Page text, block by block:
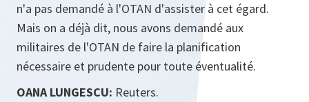
n'a pas demandé à l'OTAN d'assister à cet égard.
Mais on a déjà dit, nous avons demandé aux
militaires de l'OTAN de faire la planification
nécessaire et prudente pour toute éventualité.
OANA LUNGESCU: Reuters.